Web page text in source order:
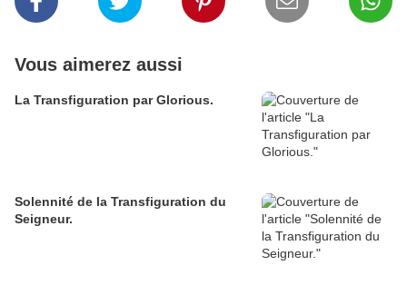
Vous aimerez aussi
La Transfiguration par Glorious.
Solennité de la Transfiguration du
Seigneur.